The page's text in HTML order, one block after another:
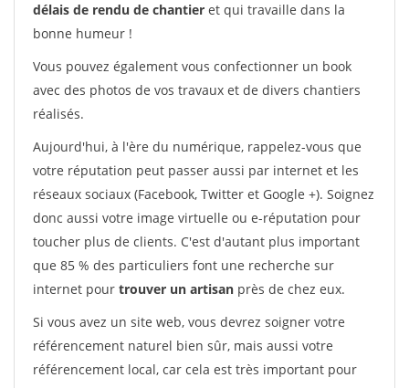
délais de rendu de chantier et qui travaille dans la
bonne humeur !
Vous pouvez également vous confectionner un book
avec des photos de vos travaux et de divers chantiers
réalisés.
Aujourd'hui, à l'ère du numérique, rappelez-vous que
votre réputation peut passer aussi par internet et les
réseaux sociaux (Facebook, Twitter et Google +). Soignez
donc aussi votre image virtuelle ou e-réputation pour
toucher plus de clients. C'est d'autant plus important
que 85 % des particuliers font une recherche sur
internet pour trouver un artisan près de chez eux.
Si vous avez un site web, vous devrez soigner votre
référencement naturel bien sûr, mais aussi votre
référencement local, car cela est très important pour